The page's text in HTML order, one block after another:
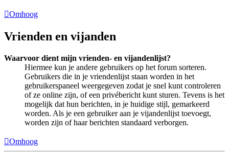
Omhoog
Vrienden en vijanden
Waarvoor dient mijn vrienden- en vijandenlijst?
Hiermee kun je andere gebruikers op het forum sorteren.
Gebruikers die in je vriendenlijst staan worden in het
gebruikerspaneel weergegeven zodat je snel kunt controleren
of ze online zijn, of een privébericht kunt sturen. Tevens is het
mogelijk dat hun berichten, in je huidige stijl, gemarkeerd
worden. Als je een gebruiker aan je vijandenlijst toevoegt,
worden zijn of haar berichten standaard verborgen.
Omhoog